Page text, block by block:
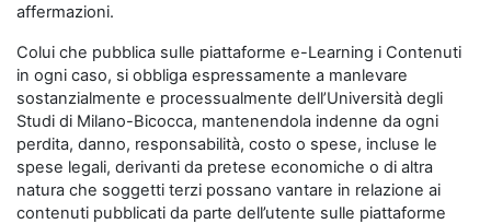
affermazioni.
Colui che pubblica sulle piattaforme e-Learning i Contenuti
in ogni caso, si obbliga espressamente a manlevare
sostanzialmente e processualmente dell’Università degli
Studi di Milano-Bicocca, mantenendola indenne da ogni
perdita, danno, responsabilità, costo o spese, incluse le
spese legali, derivanti da pretese economiche o di altra
natura che soggetti terzi possano vantare in relazione ai
contenuti pubblicati da parte dell’utente sulle piattaforme